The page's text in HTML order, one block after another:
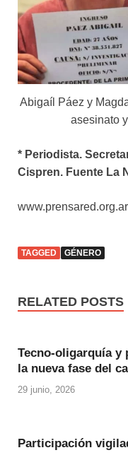
Abigaíl Páez y
asesinato
* Periodista.
Cispren. Fuente La
www.prensared.org.ar
TAGGED GÉNERO
RELATED POSTS
Tecno-oligarquía y
la nueva fase del
29 junio, 2026
Participación